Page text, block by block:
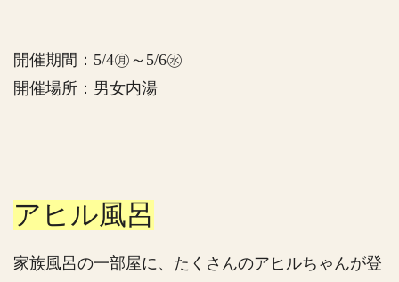
開催期間：5/4㊊～5/6㊌
開催場所：男女内湯
アヒル風呂
家族風呂の一部屋に、たくさんのアヒルちゃんが登